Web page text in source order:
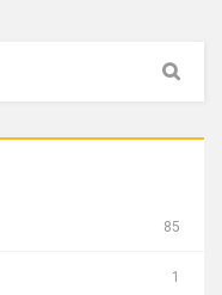
85
1